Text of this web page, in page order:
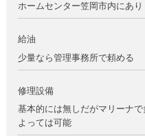
ホームセンター笠岡市内にあり
給油
少量なら管理事務所で頼める
修理設備
基本的には無しだがマリーナ
よっては可能